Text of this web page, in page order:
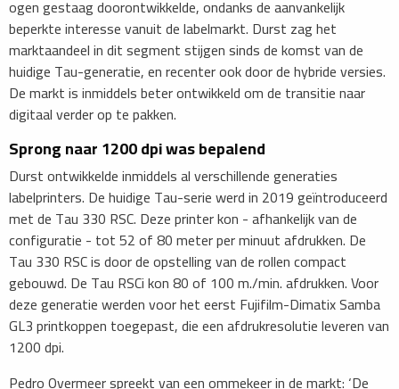
ogen gestaag doorontwikkelde, ondanks de aanvankelijk
beperkte interesse vanuit de labelmarkt. Durst zag het
marktaandeel in dit segment stijgen sinds de komst van de
huidige Tau-generatie, en recenter ook door de hybride versies.
De markt is inmiddels beter ontwikkeld om de transitie naar
digitaal verder op te pakken.
Sprong naar 1200 dpi was bepalend
Durst ontwikkelde inmiddels al verschillende generaties
labelprinters. De huidige Tau-serie werd in 2019 geïntroduceerd
met de Tau 330 RSC. Deze printer kon - afhankelijk van de
configuratie - tot 52 of 80 meter per minuut afdrukken. De
Tau 330 RSC is door de opstelling van de rollen compact
gebouwd. De Tau RSCi kon 80 of 100 m./min. afdrukken. Voor
deze generatie werden voor het eerst Fujifilm-Dimatix Samba
GL3 printkoppen toegepast, die een afdrukresolutie leveren van
1200 dpi.
​​Pedro Overmeer spreekt van een ommekeer in de markt: ‘De